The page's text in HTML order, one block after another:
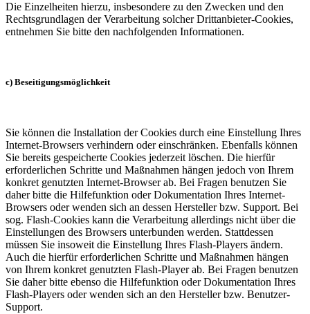
Die Einzelheiten hierzu, insbesondere zu den Zwecken und den
Rechtsgrundlagen der Verarbeitung solcher Drittanbieter-Cookies,
entnehmen Sie bitte den nachfolgenden Informationen.
c) Beseitigungsmöglichkeit
Sie können die Installation der Cookies durch eine Einstellung Ihres
Internet-Browsers verhindern oder einschränken. Ebenfalls können
Sie bereits gespeicherte Cookies jederzeit löschen. Die hierfür
erforderlichen Schritte und Maßnahmen hängen jedoch von Ihrem
konkret genutzten Internet-Browser ab. Bei Fragen benutzen Sie
daher bitte die Hilfefunktion oder Dokumentation Ihres Internet-
Browsers oder wenden sich an dessen Hersteller bzw. Support. Bei
sog. Flash-Cookies kann die Verarbeitung allerdings nicht über die
Einstellungen des Browsers unterbunden werden. Stattdessen
müssen Sie insoweit die Einstellung Ihres Flash-Players ändern.
Auch die hierfür erforderlichen Schritte und Maßnahmen hängen
von Ihrem konkret genutzten Flash-Player ab. Bei Fragen benutzen
Sie daher bitte ebenso die Hilfefunktion oder Dokumentation Ihres
Flash-Players oder wenden sich an den Hersteller bzw. Benutzer-
Support.